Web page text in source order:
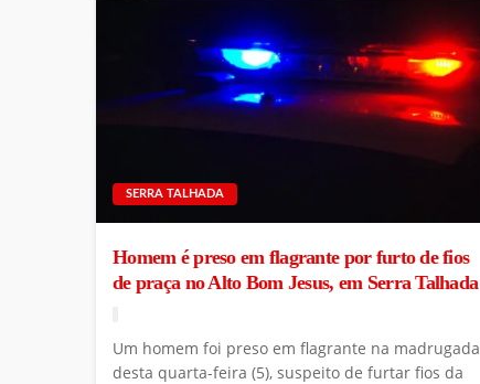
SERRA TALHADA
Homem é preso em flagrante por furto de fios
de praça no Alto Bom Jesus, em Serra Talhada
Um homem foi preso em flagrante na madrugada
desta quarta-feira (5), suspeito de furtar fios da